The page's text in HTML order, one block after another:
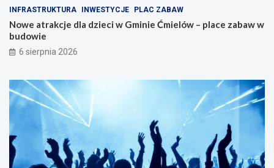
d
l
a
r
z
i
n
z
i
e
INFRASTRUKTURA INWESTYCJE PLAC ZABAW
Nowe atrakcje dla dzieci w Gminie Ćmielów – place zabaw w
budowie
6 sierpnia 2026